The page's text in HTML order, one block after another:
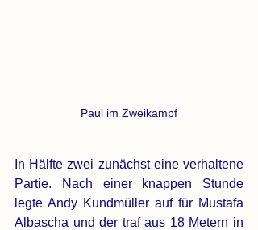
Paul im Zweikampf
In Hälfte zwei zunächst eine verhaltene
Partie. Nach einer knappen Stunde
legte Andy Kundmüller auf für Mustafa
Albascha und der traf aus 18 Metern in